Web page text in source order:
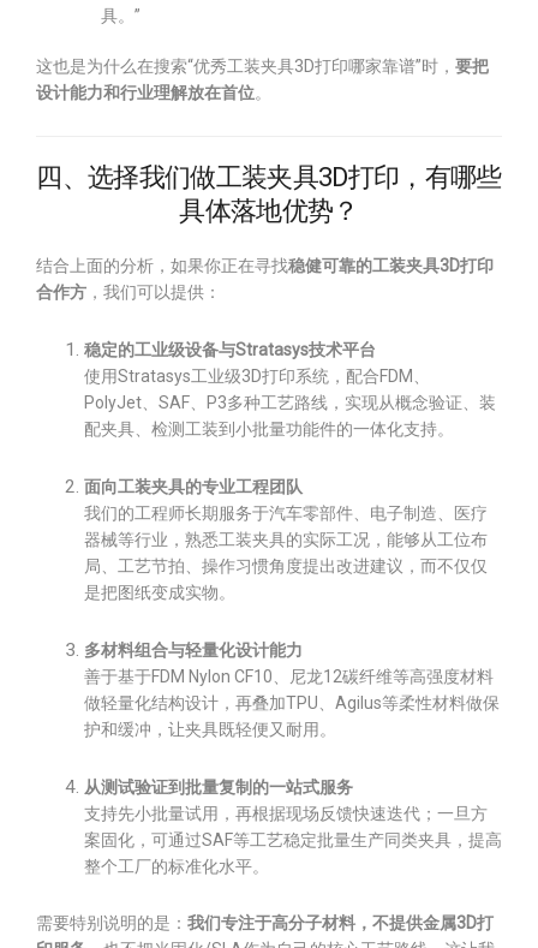
具。”
这也是为什么在搜索“优秀工装夹具3D打印哪家靠谱”时， 要把
设计能力和行业理解放在首位。
四、选择我们做工装夹具3D打印，有哪些
具体落地优势？
结合上面的分析，如果你正在寻找稳健可靠的工装夹具3D打印
合作方 ，我们可以提供：
稳定的工业级设备与Stratasys技术平台
使用Stratasys工业级3D打印系统，配合FDM、
PolyJet、SAF、P3多种工艺路线，实现从概念验证、装
配夹具、检测工装到小批量功能件的一体化支持。
面向工装夹具的专业工程团队
我们的工程师长期服务于汽车零部件、电子制造、医疗
器械等行业，熟悉工装夹具的实际工况，能够从工位布
局、工艺节拍、操作习惯角度提出改进建议，而不仅仅
是把图纸变成实物。
多材料组合与轻量化设计能力
善于基于FDM Nylon CF10、尼龙12碳纤维等高强度材料
做轻量化结构设计，再叠加TPU、Agilus等柔性材料做保
护和缓冲，让夹具既轻便又耐用。
从测试验证到批量复制的一站式服务
支持先小批量试用，再根据现场反馈快速迭代；一旦方
案固化，可通过SAF等工艺稳定批量生产同类夹具，提高
整个工厂的标准化水平。
需要特别说明的是： 我们专注于高分子材料，不提供金属3D打